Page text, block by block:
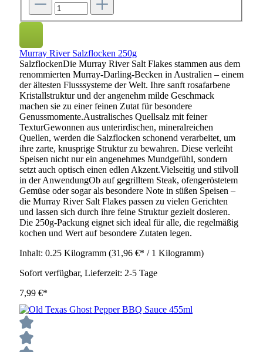
Murray River Salzflocken 250g
SalzflockenDie Murray River Salt Flakes stammen aus dem
renommierten Murray-Darling-Becken in Australien – einem
der ältesten Flusssysteme der Welt. Ihre sanft rosafarbene
Kristallstruktur und der angenehm milde Geschmack
machen sie zu einer feinen Zutat für besondere
Genussmomente.Australisches Quellsalz mit feiner
TexturGewonnen aus unterirdischen, mineralreichen
Quellen, werden die Salzflocken schonend verarbeitet, um
ihre zarte, knusprige Struktur zu bewahren. Diese verleiht
Speisen nicht nur ein angenehmes Mundgefühl, sondern
setzt auch optisch einen edlen Akzent.Vielseitig und stilvoll
in der AnwendungOb auf gegrilltem Steak, ofengeröstetem
Gemüse oder sogar als besondere Note in süßen Speisen –
die Murray River Salt Flakes passen zu vielen Gerichten
und lassen sich durch ihre feine Struktur gezielt dosieren.
Die 250g-Packung eignet sich ideal für alle, die regelmäßig
kochen und Wert auf besondere Zutaten legen.
Inhalt: 0.25 Kilogramm (31,96 €* / 1 Kilogramm)
Sofort verfügbar, Lieferzeit: 2-5 Tage
7,99 €*